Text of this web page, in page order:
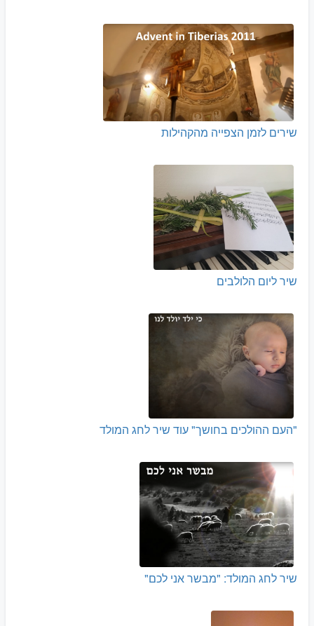
שירים לזמן הצפייה מהקהילות
שיר ליום הלולבים
"העם ההולכים בחושך" עוד שיר לחג המולד
שיר לחג המולד: "מבשר אני לכם"